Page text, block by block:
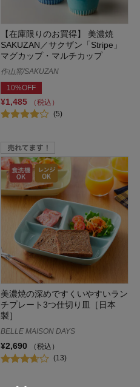
【在庫限りのお買得】 美濃焼
SAKUZAN／サクザン「Stripe」
マグカップ・マルチカップ
作山窯/SAKUZAN
10%OFF
¥1,485
（税込）
(5)
美濃焼の深めですくいやすいラン
チプレート3つ仕切り皿［日本
製］
BELLE MAISON DAYS
¥2,690
（税込）
(13)